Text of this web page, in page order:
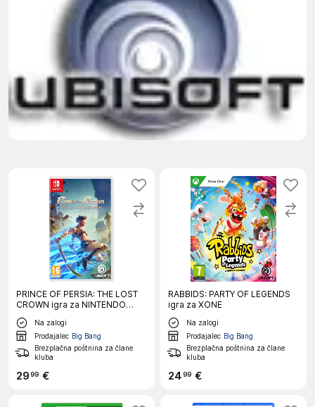
PRINCE OF PERSIA: THE LOST
CROWN igra za NINTENDO
SWITCH
Na zalogi
Prodajalec Big Bang
Brezplačna poštnina za člane
kluba
2999 €
RABBIDS: PARTY OF LEGENDS
igra za XONE
Na zalogi
Prodajalec Big Bang
Brezplačna poštnina za člane
kluba
2499 €